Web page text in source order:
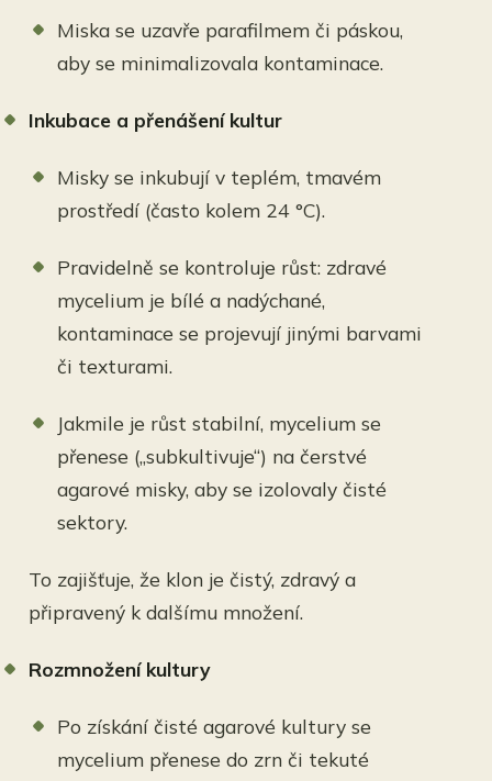
Miska se uzavře parafilmem či páskou,
aby se minimalizovala kontaminace.
Inkubace a přenášení kultur
Misky se inkubují v teplém, tmavém
prostředí (často kolem 24 °C).
Pravidelně se kontroluje růst: zdravé
mycelium je bílé a nadýchané,
kontaminace se projevují jinými barvami
či texturami.
Jakmile je růst stabilní, mycelium se
přenese („subkultivuje“) na čerstvé
agarové misky, aby se izolovaly čisté
sektory.
To zajišťuje, že klon je čistý, zdravý a
připravený k dalšímu množení.
Rozmnožení kultury
Po získání čisté agarové kultury se
mycelium přenese do zrn či tekuté